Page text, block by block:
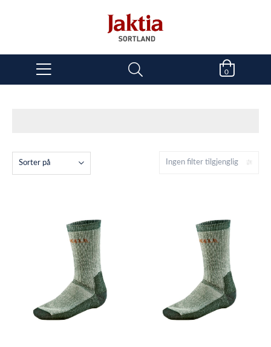
0
Ingen filter tilgjenglig
Sorter på